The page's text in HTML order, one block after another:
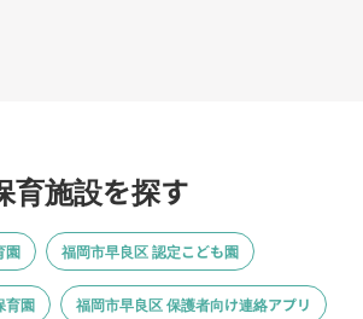
育施設を探す
園 福岡市早良区 認定こども園
育園 福岡市早良区 保護者向け連絡アプリ